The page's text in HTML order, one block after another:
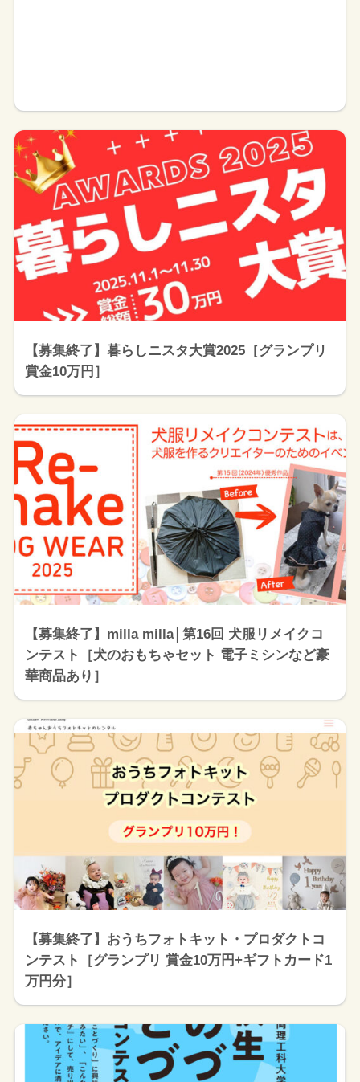
【募集終了】暮らしニスタ大賞2025［グランプリ
賞金10万円］
【募集終了】milla milla│第16回 犬服リメイクコ
ンテスト［犬のおもちゃセット 電子ミシンなど豪
華商品あり］
【募集終了】おうちフォトキット・プロダクトコ
ンテスト［グランプリ 賞金10万円+ギフトカード1
万円分］